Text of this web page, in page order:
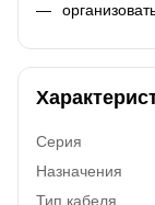
Серия
Назначения
Тип кабеля